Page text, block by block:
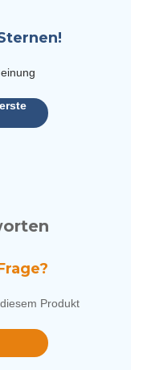
Produkt